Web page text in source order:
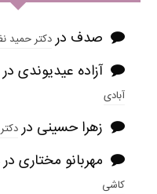
صدف دردکتر حمید
آزاده عیدیوندی در
آبادی
زهرا حسینی در
مهربانو مختاری در
کاشی